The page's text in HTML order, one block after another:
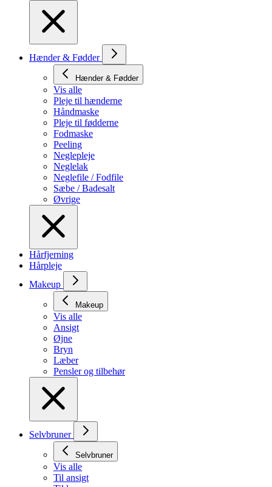
Hænder & Fødder
Hænder & Fødder
Vis alle
Pleje til hænderne
Håndmaske
Pleje til fødderne
Fodmaske
Peeling
Neglepleje
Neglelak
Neglefile / Fodfile
Sæbe / Badesalt
Øvrige
Hårfjerning
Hårpleje
Makeup
Makeup
Vis alle
Ansigt
Øjne
Bryn
Læber
Pensler og tilbehør
Selvbruner
Selvbruner
Vis alle
Til ansigt